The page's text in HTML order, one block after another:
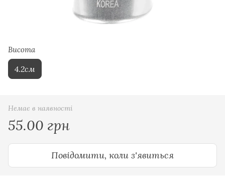
Висота
4.2см
Немає в наявності
55.00 грн
Повідомити, коли з'явиться